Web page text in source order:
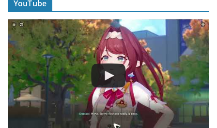
YouTube